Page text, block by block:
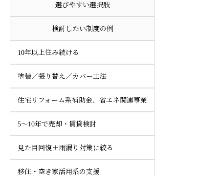
選びやすい選択肢
検討したい制度の例
10年以上住み続ける
塗装／張り替え／カバー工法
住宅リフォーム系補助金、省エネ関連事業
5〜10年で売却・賃貸検討
見た目回復＋雨漏り対策に絞る
移住・空き家活用系の支援